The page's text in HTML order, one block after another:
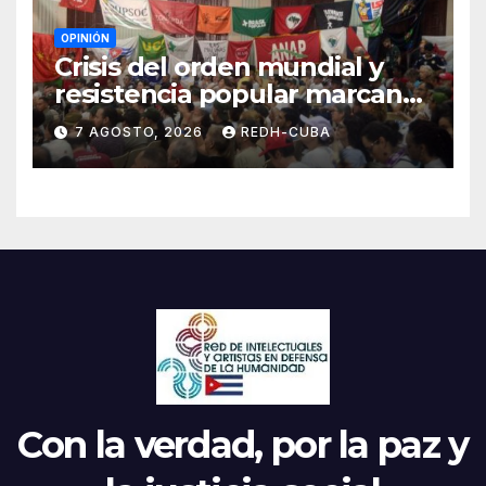
OPINIÓN
Crisis del orden mundial y
resistencia popular marcan
el inicio de la IV Asamblea
Continental de ALBA
Movimientos en Cuba
7 AGOSTO, 2026 REDH-CUBA
Con la verdad, por la paz y